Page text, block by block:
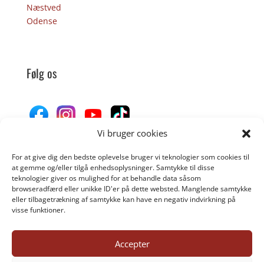
Vi bruger cookies
For at give dig den bedste oplevelse bruger vi teknologier som cookies til
at gemme og/eller tilgå enhedsoplysninger. Samtykke til disse
teknologier giver os mulighed for at behandle data såsom
browseradfærd eller unikke ID'er på dette websted. Manglende samtykke
eller tilbagetrækning af samtykke kan have en negativ indvirkning på
visse funktioner.
Accepter
Næstved
Odense
Følg os
Donér til Inges Kattehjem
DONÉR